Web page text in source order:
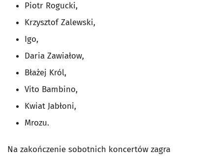
Piotr Rogucki,
Krzysztof Zalewski,
Igo,
Daria Zawiałow,
Błażej Król,
Vito Bambino,
Kwiat Jabłoni,
Mrozu.
Na zakończenie sobotnich koncertów zagra